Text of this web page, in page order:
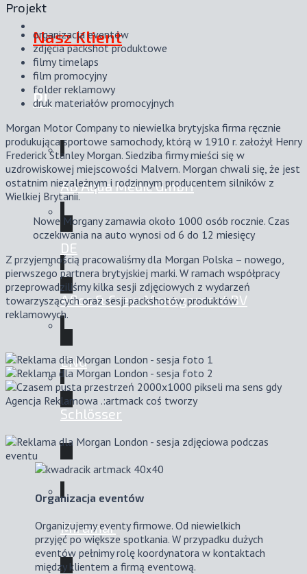
Nasz Klient
AB Aqua Medic GmbH
Aflos & Crew Management BV
Schlösser
Miramar
PL
DE
ENG
Projekt
organizacja eventów
zdjęcia packshot produktowe
filmy timelaps
film promocyjny
folder reklamowy
druk materiałów promocyjnych
Morgan Motor Company to niewielka brytyjska firma ręcznie
produkująca sportowe samochody, którą w 1910 r. założył Henry
Frederick Stanley Morgan. Siedziba firmy mieści się w
uzdrowiskowej miejscowości Malvern. Morgan chwali się, że jest
ostatnim niezależnym i rodzinnym producentem silników z
Wielkiej Brytanii.
Nowe Morgany zamawia około 1000 osób rocznie. Czas
oczekiwania na auto wynosi od 6 do 12 miesięcy
Z przyjemnością pracowaliśmy dla Morgan Polska – nowego,
pierwszego partnera brytyjskiej marki. W ramach współpracy
przeprowadziliśmy kilka sesji zdjęciowych z wydarzeń
towarzyszących oraz sesji packshotów produktów
reklamowych.
Organizacja eventów
Organizujemy eventy firmowe. Od niewielkich
przyjęć po większe spotkania. W przypadku dużych
eventów pełnimy rolę koordynatora w kontaktach
między klientem a firmą eventową.